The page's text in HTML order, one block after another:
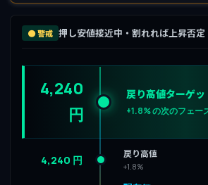
🟠 警戒 押し安値接近中・割れれば上昇否定
4,240
円
戻り高値ターゲッ
+1.8% の次のフェー
4,240 円 戻り高値
+1.8%